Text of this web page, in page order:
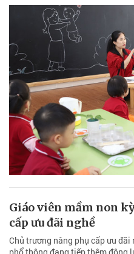
Giáo viên mầm non
cấp ưu đãi nghề
Chủ trương nâng phụ cấp ưu